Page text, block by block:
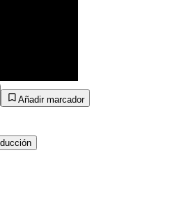
Añadir marcador